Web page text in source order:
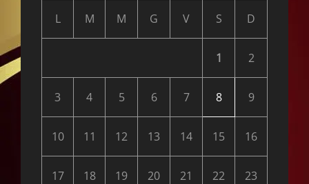
L M M G V S D
1 2
3 4 5 6 7 8 9
10 11 12 13 14 15 16
17 18 19 20 21 22 23